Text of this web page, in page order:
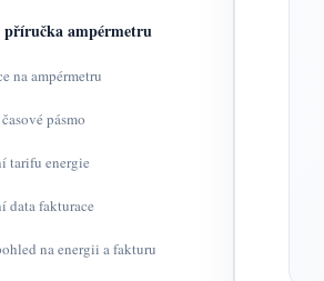
příručka ampérmetru
na ampérmetru
pásmo
tarifu energie
data fakturace
na energii a fakturu